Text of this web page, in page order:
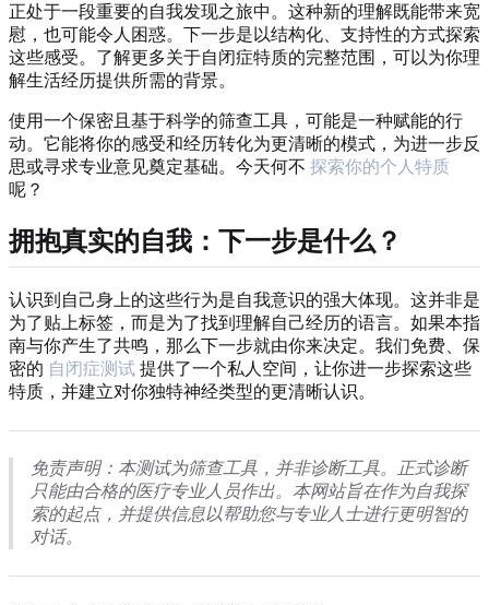
正处于一段重要的自我发现之旅中。这种新的理解既能带来宽
慰，也可能令人困惑。下一步是以结构化、支持性的方式探索
这些感受。了解更多关于自闭症特质的完整范围，可以为你理
解生活经历提供所需的背景。
使用一个保密且基于科学的筛查工具，可能是一种赋能的行
动。它能将你的感受和经历转化为更清晰的模式，为进一步反
思或寻求专业意见奠定基础。今天何不 探索你的个人特质
呢？
拥抱真实的自我：下一步是什么？
认识到自己身上的这些行为是自我意识的强大体现。这并非是
为了贴上标签，而是为了找到理解自己经历的语言。如果本指
南与你产生了共鸣，那么下一步就由你来决定。我们免费、保
密的 自闭症测试 提供了一个私人空间，让你进一步探索这些
特质，并建立对你独特神经类型的更清晰认识。
免责声明：本测试为筛查工具，并非诊断工具。正式诊断
只能由合格的医疗专业人员作出。本网站旨在作为自我探
索的起点，并提供信息以帮助您与专业人士进行更明智的
对话。